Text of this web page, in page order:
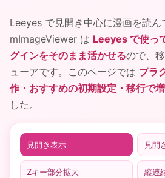
Leeyes で見開き中心に漫画を読ん
mImageViewer は Leeyes で使っ
グインをそのまま活かせるので、
ューアです。このページでは プラ
作・おすすめの初期設定・移行で
した。
見開き表示 見開
Zキー部分拡大 縦連